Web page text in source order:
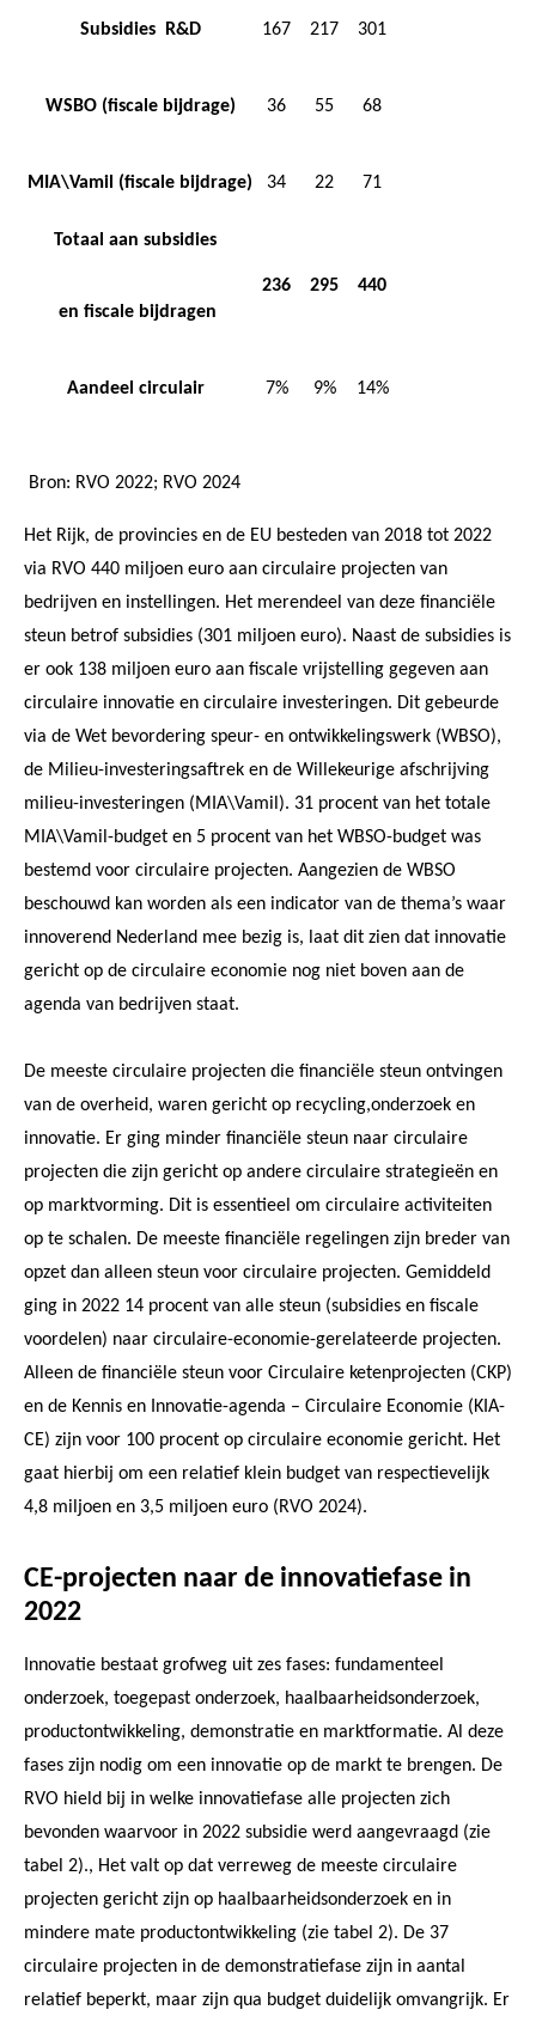
Subsidies R&D 167 217 301
WSBO (fiscale bijdrage) 36 55 68
MIA\Vamil (fiscale bijdrage) 34 22 71
Totaal aan subsidies
en fiscale bijdragen
236 295 440
Aandeel circulair 7% 9% 14%
Bron: RVO 2022; RVO 2024
Het Rijk, de provincies en de EU besteden van 2018 tot 2022
via RVO 440 miljoen euro aan circulaire projecten van
bedrijven en instellingen. Het merendeel van deze financiële
steun betrof subsidies (301 miljoen euro). Naast de subsidies is
er ook 138 miljoen euro aan fiscale vrijstelling gegeven aan
circulaire innovatie en circulaire investeringen. Dit gebeurde
via de Wet bevordering speur- en ontwikkelingswerk (WBSO),
de Milieu-investeringsaftrek en de Willekeurige afschrijving
milieu-investeringen (MIA\Vamil). 31 procent van het totale
MIA\Vamil-budget en 5 procent van het WBSO-budget was
bestemd voor circulaire projecten. Aangezien de WBSO
beschouwd kan worden als een indicator van de thema’s waar
innoverend Nederland mee bezig is, laat dit zien dat innovatie
gericht op de circulaire economie nog niet boven aan de
agenda van bedrijven staat.
De meeste circulaire projecten die financiële steun ontvingen
van de overheid, waren gericht op recycling,onderzoek en
innovatie. Er ging minder financiële steun naar circulaire
projecten die zijn gericht op andere circulaire strategieën en
op marktvorming. Dit is essentieel om circulaire activiteiten
op te schalen. De meeste financiële regelingen zijn breder van
opzet dan alleen steun voor circulaire projecten. Gemiddeld
ging in 2022 14 procent van alle steun (subsidies en fiscale
voordelen) naar circulaire-economie-gerelateerde projecten.
Alleen de financiële steun voor Circulaire ketenprojecten (CKP)
en de Kennis en Innovatie-agenda – Circulaire Economie (KIA-
CE) zijn voor 100 procent op circulaire economie gericht. Het
gaat hierbij om een relatief klein budget van respectievelijk
4,8 miljoen en 3,5 miljoen euro (RVO 2024).
CE-projecten naar de innovatiefase in
2022
Innovatie bestaat grofweg uit zes fases: fundamenteel
onderzoek, toegepast onderzoek, haalbaarheidsonderzoek,
productontwikkeling, demonstratie en marktformatie. Al deze
fases zijn nodig om een innovatie op de markt te brengen. De
RVO hield bij in welke innovatiefase alle projecten zich
bevonden waarvoor in 2022 subsidie werd aangevraagd (zie
tabel 2)., Het valt op dat verreweg de meeste circulaire
projecten gericht zijn op haalbaarheidsonderzoek en in
mindere mate productontwikkeling (zie tabel 2). De 37
circulaire projecten in de demonstratiefase zijn in aantal
relatief beperkt, maar zijn qua budget duidelijk omvangrijk. Er